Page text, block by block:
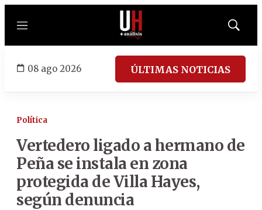
Menú
Mostrar
08 ago 2026 ÚLTIMAS NOTICIAS
Política
Vertedero ligado a hermano de
Peña se instala en zona
protegida de Villa Hayes,
según denuncia